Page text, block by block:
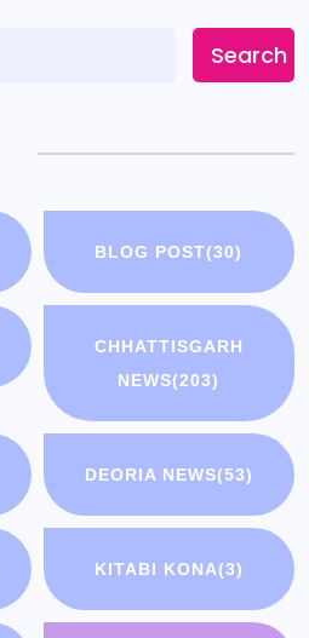
Search
BLOG POST(30)
CHHATTISGARH
NEWS(203)
DEORIA NEWS(53)
KITABI KONA(3)